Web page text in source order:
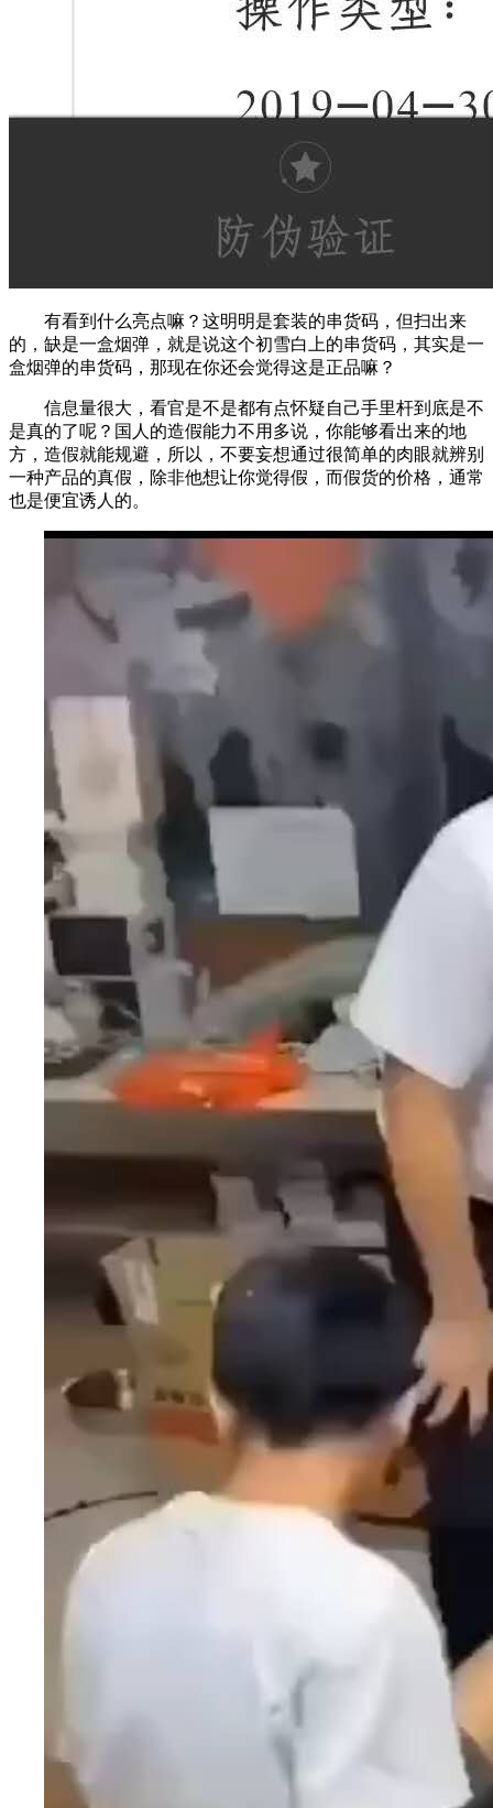
有看到什么亮点嘛？这明明是套装的串货码，但扫出来
的，缺是一盒烟弹，就是说这个初雪白上的串货码，其实是一
盒烟弹的串货码，那现在你还会觉得这是正品嘛？
信息量很大，看官是不是都有点怀疑自己手里杆到底是不
是真的了呢？国人的造假能力不用多说，你能够看出来的地
方，造假就能规避，所以，不要妄想通过很简单的肉眼就辨别
一种产品的真假，除非他想让你觉得假，而假货的价格，通常
也是便宜诱人的。